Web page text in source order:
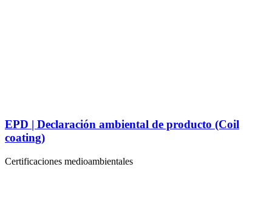
EPD | Declaración ambiental de producto (Coil
coating)
Certificaciones medioambientales